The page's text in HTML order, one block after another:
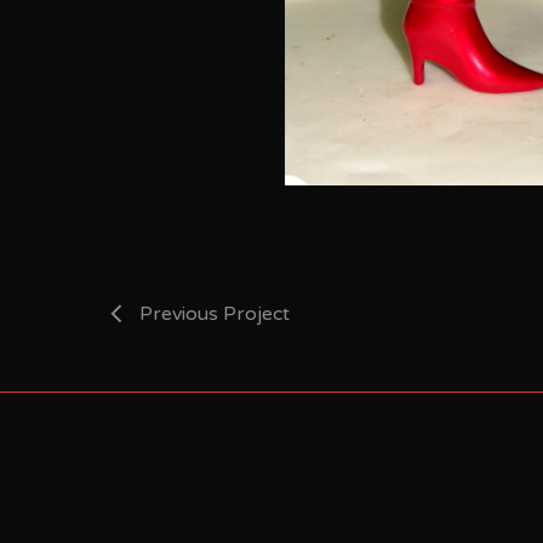
Previous Project